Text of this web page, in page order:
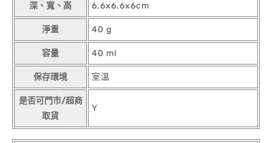
深、寬、高 6.6x6.6x6cm
淨重 40 g
容量 40 ml
保存環境 室溫
是否可門市/超商
取貨
Y